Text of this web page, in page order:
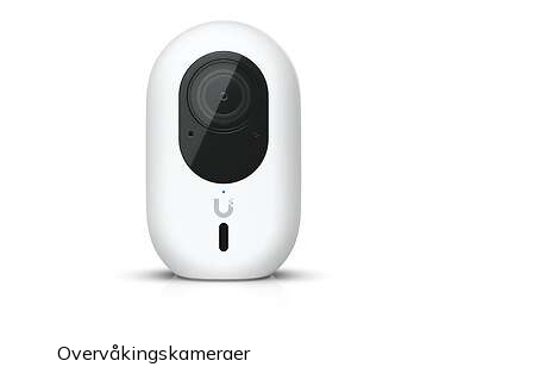
Overvåkings­kameraer